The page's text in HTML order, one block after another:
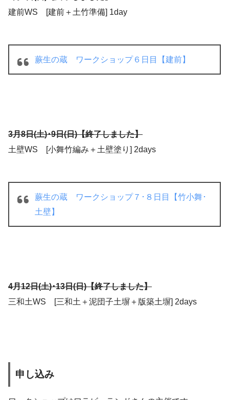
建前WS [建前＋土竹準備] 1day
蕨生の蔵 ワークショップ６日目【建前】
3月8日(土)･9日(日)【終了しました】
土壁WS [小舞竹編み＋土壁塗り] 2days
蕨生の蔵 ワークショップ７･８日目【竹小舞･
土壁】
4月12日(土)･13日(日)【終了しました】
三和土WS [三和土＋泥団子土塀＋版築土塀] 2days
申し込み